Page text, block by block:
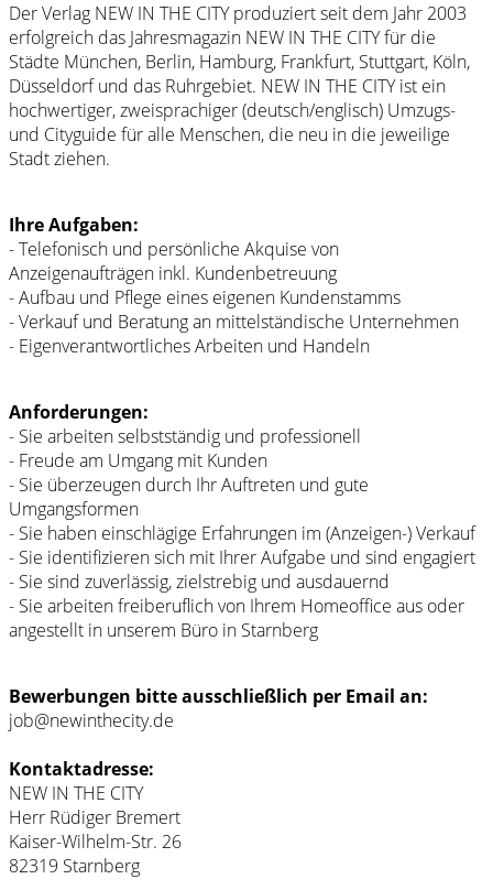
Der Verlag NEW IN THE CITY produziert seit dem Jahr 2003
erfolgreich das Jahresmagazin NEW IN THE CITY für die
Städte München, Berlin, Hamburg, Frankfurt, Stuttgart, Köln,
Düsseldorf und das Ruhrgebiet. NEW IN THE CITY ist ein
hochwertiger, zweisprachiger (deutsch/englisch) Umzugs-
und Cityguide für alle Menschen, die neu in die jeweilige
Stadt ziehen.
Ihre Aufgaben:
- Telefonisch und persönliche Akquise von
Anzeigenaufträgen inkl. Kundenbetreuung
- Aufbau und Pflege eines eigenen Kundenstamms
- Verkauf und Beratung an mittelständische Unternehmen
- Eigenverantwortliches Arbeiten und Handeln
Anforderungen:
- Sie arbeiten selbstständig und professionell
- Freude am Umgang mit Kunden
- Sie überzeugen durch Ihr Auftreten und gute
Umgangsformen
- Sie haben einschlägige Erfahrungen im (Anzeigen-) Verkauf
- Sie identifizieren sich mit Ihrer Aufgabe und sind engagiert
- Sie sind zuverlässig, zielstrebig und ausdauernd
- Sie arbeiten freiberuflich von Ihrem Homeoffice aus oder
angestellt in unserem Büro in Starnberg
Bewerbungen bitte ausschließlich per Email an:
job@newinthecity.de
Kontaktadresse:
NEW IN THE CITY
Herr Rüdiger Bremert
Kaiser-Wilhelm-Str. 26
82319 Starnberg